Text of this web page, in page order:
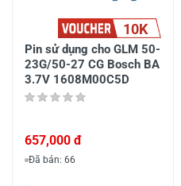
10K
Pin sử dụng cho GLM 50-
23G/50-27 CG Bosch BA
3.7V 1608M00C5D
657,000 đ
Đã bán: 66